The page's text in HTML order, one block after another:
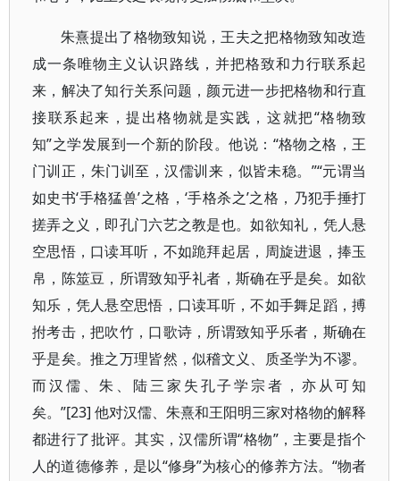
朱熹提出了格物致知说，王夫之把格物致知改造
成一条唯物主义认识路线，并把格致和力行联系起
来，解决了知行关系问题，颜元进一步把格物和行直
接联系起来，提出格物就是实践，这就把“格物致
知”之学发展到一个新的阶段。他说：“格物之格，王
门训正，朱门训至，汉儒训来，似皆未稳。”“元谓当
如史书‘手格猛兽’之格，‘手格杀之’之格，乃犯手捶打
搓弄之义，即孔门六艺之教是也。如欲知礼，凭人悬
空思悟，口读耳听，不如跪拜起居，周旋进退，捧玉
帛，陈筮豆，所谓致知乎礼者，斯确在乎是矣。如欲
知乐，凭人悬空思悟，口读耳听，不如手舞足蹈，搏
拊考击，把吹竹，口歌诗，所谓致知乎乐者，斯确在
乎是矣。推之万理皆然，似稽文义、质圣学为不谬。
而汉儒、朱、陆三家失孔子学宗者，亦从可知
矣。”[23] 他对汉儒、朱熹和王阳明三家对格物的解释
都进行了批评。其实，汉儒所谓“格物”，主要是指个
人的道德修养，是以“修身”为核心的修养方法。“物者